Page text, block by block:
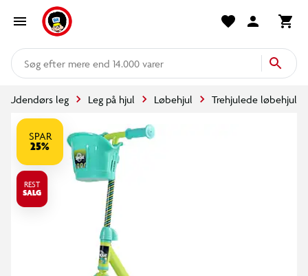
mere end 14.000 varer
Udendørs leg Leg på hjul Løbehjul Trehjulede løbehjul
SPAR
25%
REST
SALG